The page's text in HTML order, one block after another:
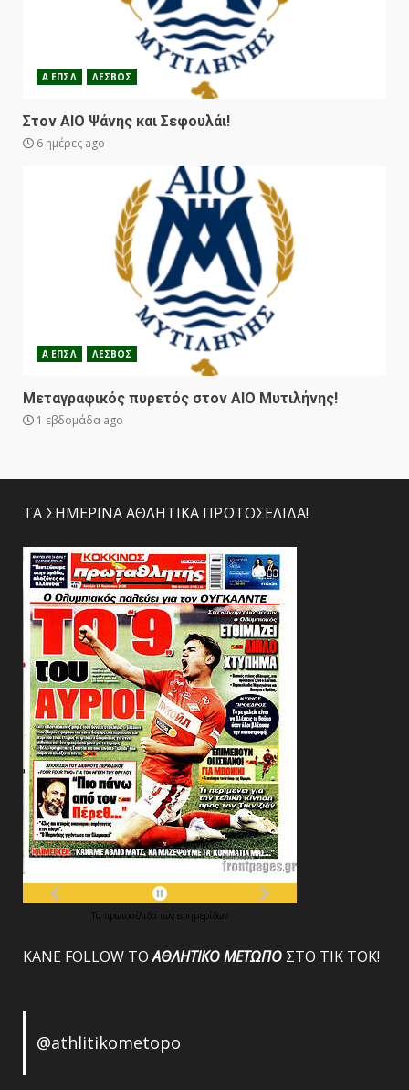
Α ΕΠΣΛ ΛΕΣΒΟΣ
Στον ΑΙΟ Ψάνης και Σεφουλάι!
6 ημέρες ago
Α ΕΠΣΛ ΛΕΣΒΟΣ
Μεταγραφικός πυρετός στον ΑΙΟ Μυτιλήνης!
1 εβδομάδα ago
ΤΑ ΣΗΜΕΡΙΝΑ ΑΘΛΗΤΙΚΑ ΠΡΩΤΟΣΕΛΙΔΑ!
Τα πρωτοσέλιδα των εφημερίδων
ΚΑΝΕ FOLLOW ΤΟΑΘΛΗΤΙΚΟΜΕΤΩΠΟ ΣΤΟ ΤΙΚ ΤΟΚ!
@athlitikometopo